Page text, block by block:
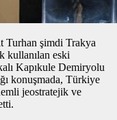
Turhan şimdi Trakya
kullanılan eski
Kapıkule Demiryolu
konuşmada, Türkiye
jeostratejik ve